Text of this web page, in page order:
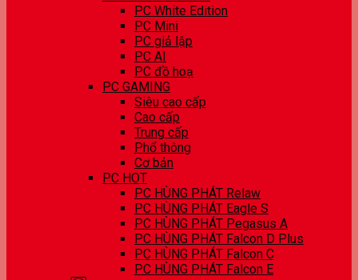
PC White Edition
PC Mini
PC giả lập
PC AI
PC đồ hoạ
PC GAMING
Siêu cao cấp
Cao cấp
Trung cấp
Phổ thông
Cơ bản
PC HOT
PC HÙNG PHÁT Relaw
PC HÙNG PHÁT Eagle S
PC HÙNG PHÁT Pegasus A
PC HÙNG PHÁT Falcon D Plus
PC HÙNG PHÁT Falcon C
PC HÙNG PHÁT Falcon E